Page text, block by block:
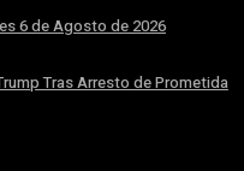
6 de Agosto de 2026
Tras Arresto de Prometida